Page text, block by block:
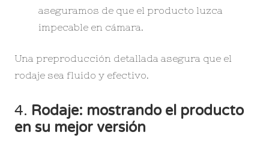
aseguramos de que el producto luzca
impecable en cámara.
Una preproducción detallada asegura que el
rodaje sea fluido y efectivo.
4. Rodaje: mostrando el producto
en su mejor versión